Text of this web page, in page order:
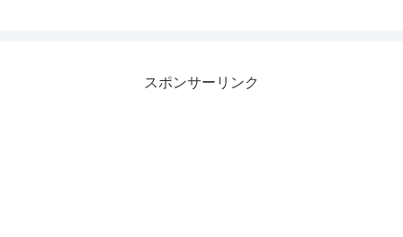
スポンサーリンク